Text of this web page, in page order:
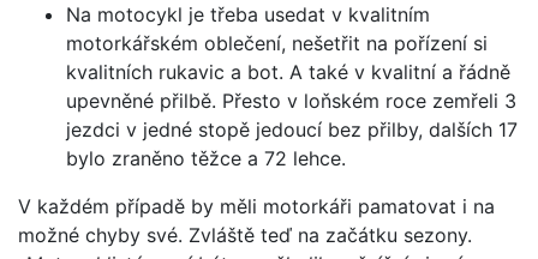
Na motocykl je třeba usedat v kvalitním
motorkářském oblečení, nešetřit na pořízení si
kvalitních rukavic a bot. A také v kvalitní a řádně
upevněné přilbě. Přesto v loňském roce zemřeli 3
jezdci v jedné stopě jedoucí bez přilby, dalších 17
bylo zraněno těžce a 72 lehce.
V každém případě by měli motorkáři pamatovat i na
možné chyby své. Zvláště teď na začátku sezony.